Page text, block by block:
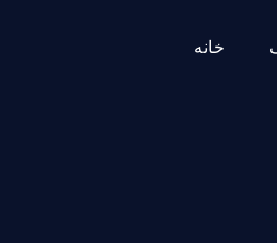
خانه